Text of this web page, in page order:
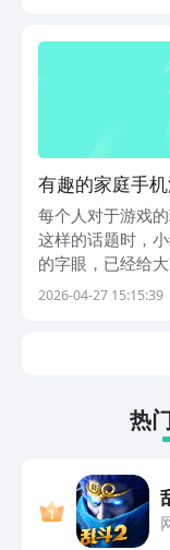
有趣的家庭手
小游戏下载推荐
每个人对于游戏
这样的话题时，
的字眼，已经给
以和孩子们共同
2026-04-27 15:15:39
热